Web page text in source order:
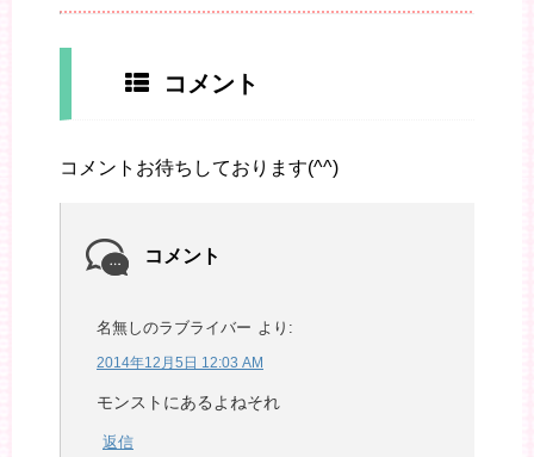
コメント
コメントお待ちしております(^^)
コメント
名無しのラブライバー より:
2014年12月5日 12:03 AM
モンストにあるよねそれ
返信